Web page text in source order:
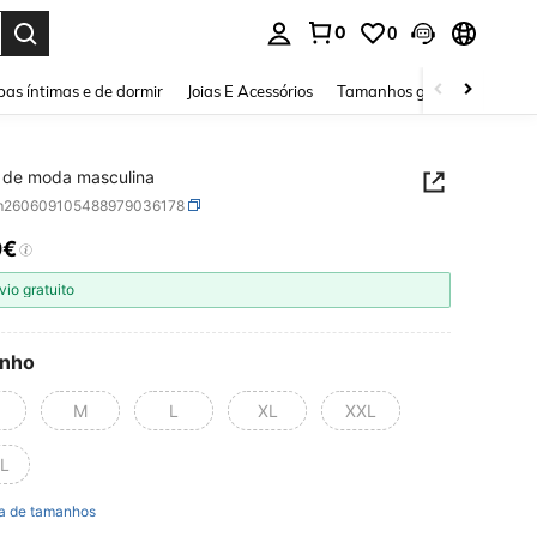
0 0
íntimas e de dormir Joias E Acessórios Tamanhos grandes
moda masculina
AND AVAILABILITY
gratuito
M L XL XXL
de tamanhos